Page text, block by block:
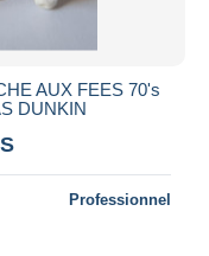
AUX FEES 70's
DUNKIN
Professionnel